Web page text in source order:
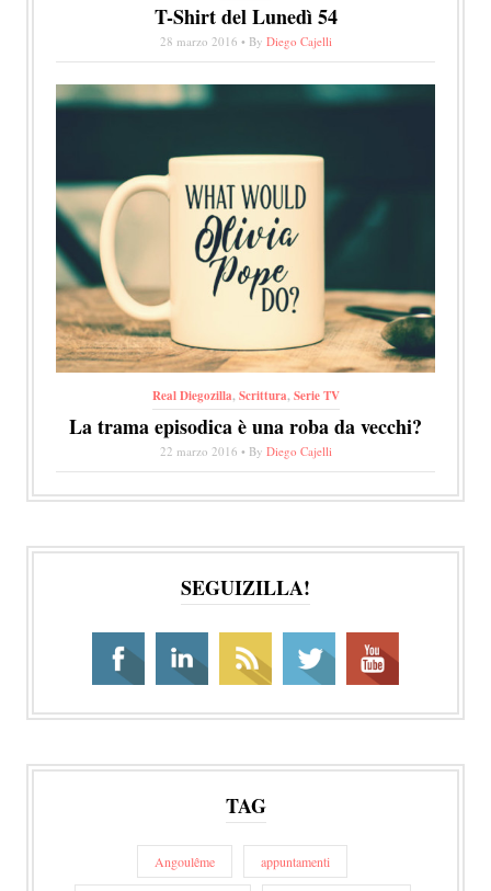
T-Shirt del Lunedì 54
28 marzo 2016 • By Diego Cajelli
Real Diegozilla,Scrittura,Serie TV
La trama episodica è una roba da vecchi?
22 marzo 2016 • By Diego Cajelli
SEGUIZILLA!
TAG
Angoulême appuntamenti